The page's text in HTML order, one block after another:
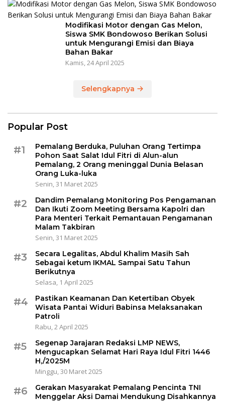
Modifikasi Motor dengan Gas Melon,
Siswa SMK Bondowoso Berikan Solusi
untuk Mengurangi Emisi dan Biaya
Bahan Bakar
Kamis, 24 April 2025
Selengkapnya
Popular Post
#1
Pemalang Berduka, Puluhan Orang Tertimpa
Pohon Saat Salat Idul Fitri di Alun-alun
Pemalang, 2 Orang meninggal Dunia Belasan
Orang Luka-luka
Senin, 31 Maret 2025
#2
Dandim Pemalang Monitoring Pos Pengamanan
Dan Ikuti Zoom Meeting Bersama Kapolri dan
Para Menteri Terkait Pemantauan Pengamanan
Malam Takbiran
Senin, 31 Maret 2025
#3
Secara Legalitas, Abdul Khalim Masih Sah
Sebagai ketum IKMAL Sampai Satu Tahun
Berikutnya
Selasa, 1 April 2025
#4
Pastikan Keamanan Dan Ketertiban Obyek
Wisata Pantai Widuri Babinsa Melaksanakan
Patroli
Rabu, 2 April 2025
#5
Segenap Jarajaran Redaksi LMP NEWS,
Mengucapkan Selamat Hari Raya Idul Fitri 1446
H,/2025M
Minggu, 30 Maret 2025
#6
Gerakan Masyarakat Pemalang Pencinta TNI
Menggelar Aksi Damai Mendukung Disahkannya